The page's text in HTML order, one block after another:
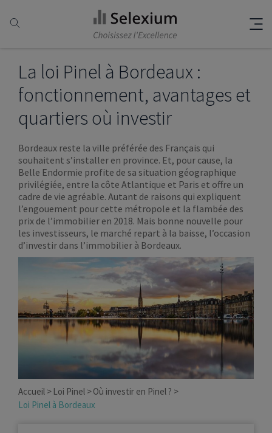
La loi Pinel à Bordeaux :
fonctionnement, avantages et
quartiers où investir
Bordeaux reste la ville préférée des Français qui
souhaitent s’installer en province. Et, pour cause, la
Belle Endormie profite de sa situation géographique
privilégiée, entre la côte Atlantique et Paris et offre un
cadre de vie agréable. Autant de raisons qui expliquent
l’engouement pour cette métropole et la flambée des
prix de l’immobilier en 2018. Mais bonne nouvelle pour
les investisseurs, le marché repart à la baisse, l’occasion
d’investir dans l’immobilier à Bordeaux.
Accueil Loi Pinel
Où investir en Pinel ?
Loi Pinel à Bordeaux